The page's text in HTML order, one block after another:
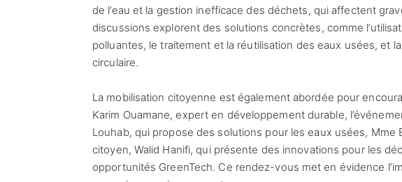
de l’eau et la gestion inefficace des déchets, qui affectent
discussions explorent des solutions concrètes, comme
polluantes, le traitement et la réutilisation des eaux usées, et
circulaire.
La mobilisation citoyenne est également abordée pour
Karim Ouamane, expert en développement durable,
Louhab, qui propose des solutions pour les eaux usées, Mme
citoyen, Walid Hanifi, qui présente des innovations pour les
opportunités GreenTech. Ce rendez-vous met en évidence